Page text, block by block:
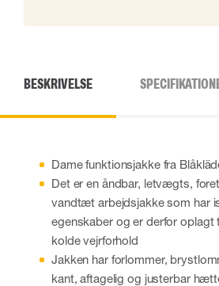
BESKRIVELSE
Dame funktionsjakke fra
Det er en åndbar, letvægts,
vandtæt arbejdsjakke som har
egenskaber og er derfor oplagt
kolde vejrforhold
Jakken har forlommer,
kant, aftagelig og justerbar